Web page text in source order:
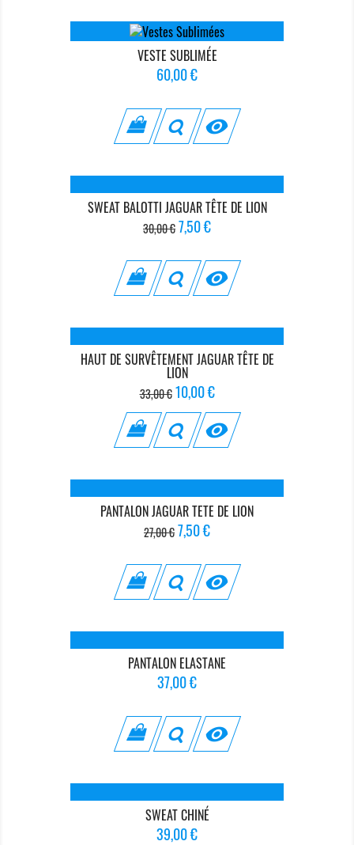
VESTE SUBLIMÉE
Prix
60,00 €

SWEAT BALOTTI JAGUAR TÊTE DE LION
Prix
de
base
30,00 €Prix
7,50 €

HAUT DE SURVÊTEMENT JAGUAR TÊTE DE
LION
Prix
de
base
33,00 € Prix
10,00 €

PANTALON JAGUAR TETE DE LION
Prix
de
base
27,00 €Prix
7,50 €

PANTALON ELASTANE
Prix
37,00 €

SWEAT CHINÉ
Prix
39,00 €